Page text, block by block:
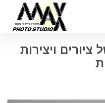
ציורים ויצירות